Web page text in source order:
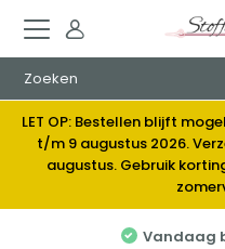
LET OP: Bestellen blijft
t/m 9 augustus 2026.
augustus. Gebruik
Vandaag